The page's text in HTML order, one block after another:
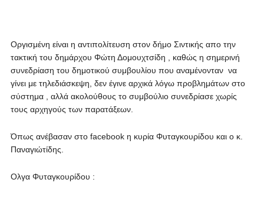
Οργισμένη είναι η αντιπολίτευση στον δήμο Σιντικής απο την
τακτική του δημάρχου Φώτη Δομουχτσίδη , καθώς η σημερινή
συνεδρίαση του δημοτικού συμβουλίου που αναμένονταν να
γίνει με τηλεδιάσκεψη, δεν έγινε αρχικά λόγω προβλημάτων στο
σύστημα , αλλά ακολούθους το συμβούλιο συνεδρίασε χωρίς
τους αρχηγούς των παρατάξεων.
Όπως ανέβασαν στο facebook η κυρία Φυταγκουρίδου και ο κ.
Παναγιώτίδης.
Ολγα Φυταγκουρίδου :